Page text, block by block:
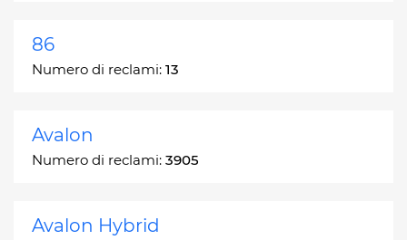
86
Numero di reclami: 13
Avalon
Numero di reclami: 3905
Avalon Hybrid